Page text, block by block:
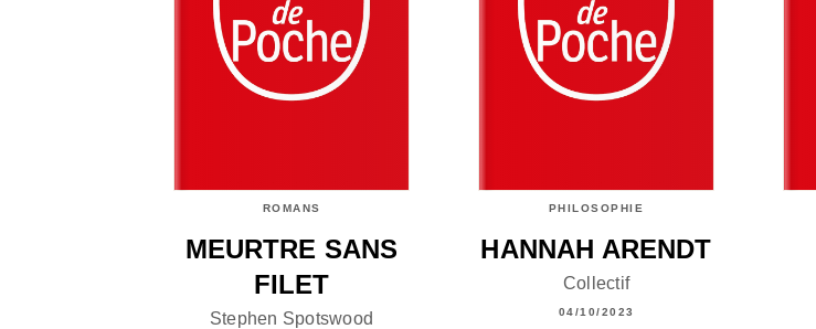
ROMANS
MEURTRE SANS
FILET
Stephen Spotswood
PHILOSOPHIE
HANNAH ARENDT
Collectif
04/10/2023